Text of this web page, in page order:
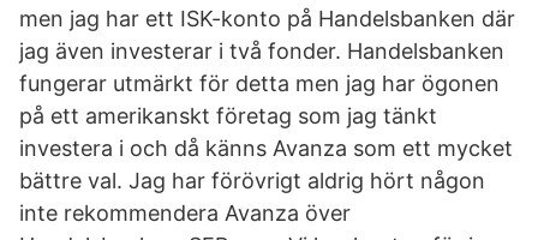
men jag har ett ISK-konto på Handelsbanken där
jag även investerar i två fonder. Handelsbanken
fungerar utmärkt för detta men jag har ögonen
på ett amerikanskt företag som jag tänkt
investera i och då känns Avanza som ett mycket
bättre val. Jag har förövrigt aldrig hört någon
inte rekommendera Avanza över